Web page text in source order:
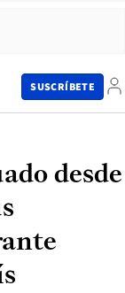
SUSCRÍBETE
desde